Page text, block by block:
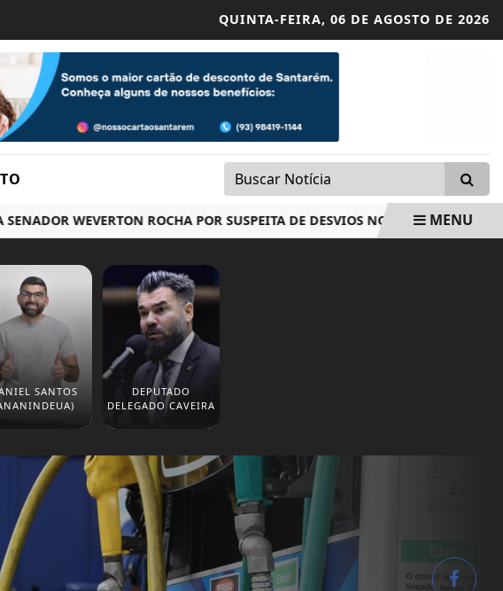
QUINTA-FEIRA, 06 DE AGOSTO DE 2026
WEVERTON ROCHA POR SUSPEITA DE DESVIOS NO INSS MEGA-SENA
MENU
SANTOS
DEPUTADO
DELEGADO CAVEIRA